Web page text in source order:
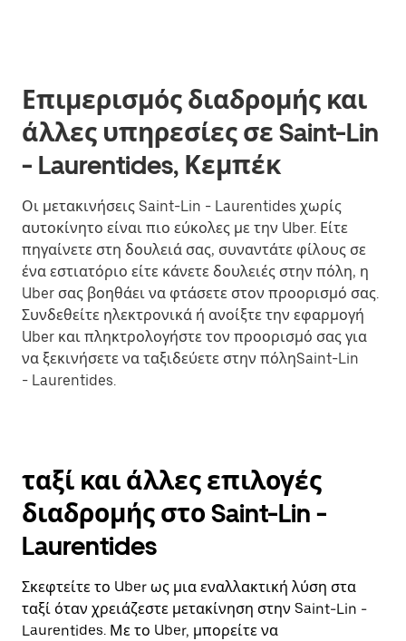
Επιμερισμός διαδρομής και
άλλες υπηρεσίες σε Saint-Lin
- Laurentides, Κεμπέκ
Οι μετακινήσεις Saint-Lin - Laurentides χωρίς
αυτοκίνητο είναι πιο εύκολες με την Uber. Είτε
πηγαίνετε στη δουλειά σας, συναντάτε φίλους σε
ένα εστιατόριο είτε κάνετε δουλειές στην πόλη, η
Uber σας βοηθάει να φτάσετε στον προορισμό σας.
Συνδεθείτε ηλεκτρονικά ή ανοίξτε την εφαρμογή
Uber και πληκτρολογήστε τον προορισμό σας για
να ξεκινήσετε να ταξιδεύετε στην πόληSaint-Lin
- Laurentides.
ταξί και άλλες επιλογές
διαδρομής στο Saint-Lin -
Laurentides
Σκεφτείτε το Uber ως μια εναλλακτική λύση στα
ταξί όταν χρειάζεστε μετακίνηση στην Saint-Lin -
Laurentides. Με το Uber, μπορείτε να